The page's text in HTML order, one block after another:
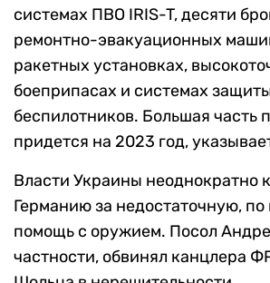
системах ПВО IRIS-T, десяти
ремонтно-эвакуационных
ракетных установках,
боеприпасах и системах
беспилотников. Большая часть
придется на 2023 год,
Власти Украины неоднократно
Германию за недостаточную,
помощь с оружием. Посол
частности, обвинял канцлера